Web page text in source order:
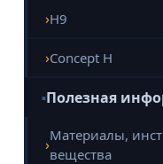
H9
Concept H
Полезная
Материалы,
вещества